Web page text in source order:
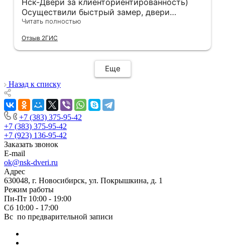
Нск-Двери за клиенториентированность)
Осуществили быстрый замер, двери
оказались в наличии. По доставке
компанию, где я могу указать удобный для
меня интервал времени, а не ждать весь
день🙏 Не могу не отметить качественный
монтаж дверей, спасибо мастеру Антону за
его труд!!!
Читать полностью
Отзыв 2ГИС
Еще
Назад к списку
+7 (383) 375-95-42
+7 (383) 375-95-42
+7 (923) 136-95-42
Заказать звонок
E-mail
ok@nsk-dveri.ru
Адрес
630048, г. Новосибирск, ул. Покрышкина, д. 1
Режим работы
Пн-Пт 10:00 - 19:00
Сб 10:00 - 17:00
Вс по предварительной записи